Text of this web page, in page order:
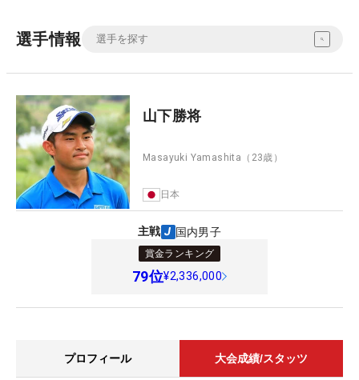
選手情報
山下勝将
Masayuki Yamashita （23歳）
日本
主戦 国内男子
賞金ランキング
79位¥2,336,000
プロフィール 大会成績/スタッツ